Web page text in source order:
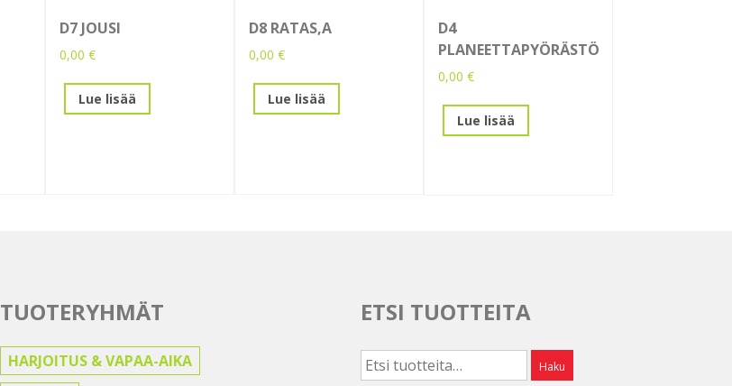
D7 JOUSI
0,00 €
Lue lisää
D8 RATAS,A
0,00 €
Lue lisää
D4
PLANEETTAPYÖRÄSTÖ
0,00 €
Lue lisää
TUOTERYHMÄT
HARJOITUS & VAPAA-AIKA
ETSI TUOTTEITA
Etsi: Haku